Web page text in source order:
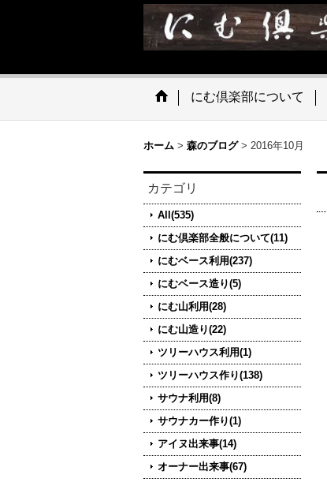
にむ倶楽部について
ホーム > 森のブログ > 2016年10月
カテゴリ
All(535)
にむ倶楽部全般について(11)
にむベース利用(237)
にむベース造り(5)
にむ山利用(28)
にむ山造り(22)
ツリーハウス利用(1)
ツリーハウス作り(138)
サウナ利用(8)
サウナカー作り(1)
アイヌ出来事(14)
オーナー出来事(67)